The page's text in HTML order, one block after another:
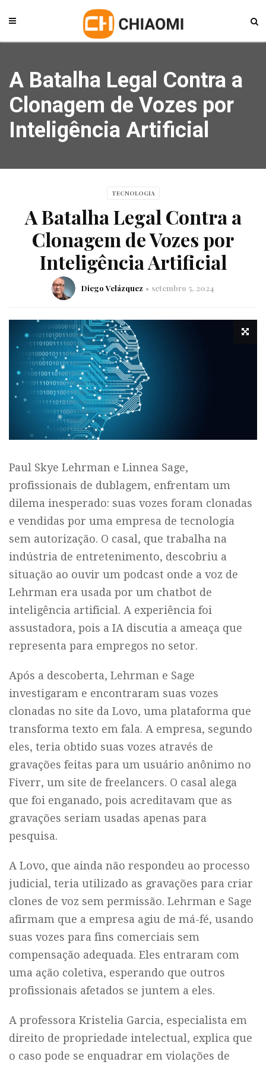
A Batalha Legal Contra a
Clonagem de Vozes por
Inteligência Artificial
TECNOLOGIA
A Batalha Legal Contra a
Clonagem de Vozes por
Inteligência Artificial
Diego Velázquez setembro 5, 2024
Paul Skye Lehrman e Linnea Sage,
profissionais de dublagem, enfrentam um
dilema inesperado: suas vozes foram clonadas
e vendidas por uma empresa de tecnologia
sem autorização. O casal, que trabalha na
indústria de entretenimento, descobriu a
situação ao ouvir um podcast onde a voz de
Lehrman era usada por um chatbot de
inteligência artificial. A experiência foi
assustadora, pois a IA discutia a ameaça que
representa para empregos no setor.
Após a descoberta, Lehrman e Sage
investigaram e encontraram suas vozes
clonadas no site da Lovo, uma plataforma que
transforma texto em fala. A empresa, segundo
eles, teria obtido suas vozes através de
gravações feitas para um usuário anônimo no
Fiverr, um site de freelancers. O casal alega
que foi enganado, pois acreditavam que as
gravações seriam usadas apenas para
pesquisa.
A Lovo, que ainda não respondeu ao processo
judicial, teria utilizado as gravações para criar
clones de voz sem permissão. Lehrman e Sage
afirmam que a empresa agiu de má-fé, usando
suas vozes para fins comerciais sem
compensação adequada. Eles entraram com
uma ação coletiva, esperando que outros
profissionais afetados se juntem a eles.
A professora Kristelia Garcia, especialista em
direito de propriedade intelectual, explica que
o caso pode se enquadrar em violações de